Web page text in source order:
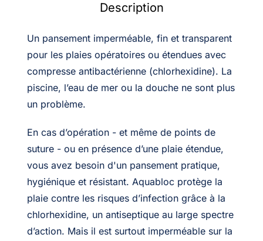
Description
Un pansement imperméable, fin et transparent
pour les plaies opératoires ou étendues avec
compresse antibactérienne (chlorhexidine). La
piscine, l’eau de mer ou la douche ne sont plus
un problème.
En cas d’opération - et même de points de
suture - ou en présence d’une plaie étendue,
vous avez besoin d'un pansement pratique,
hygiénique et résistant. Aquabloc protège la
plaie contre les risques d’infection grâce à la
chlorhexidine, un antiseptique au large spectre
d’action. Mais il est surtout imperméable sur la